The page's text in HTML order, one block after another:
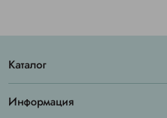
Каталог
Информация